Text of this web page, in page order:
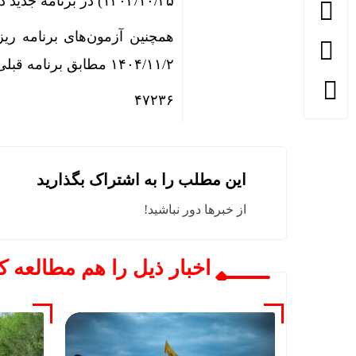
۱۴۰۴/۱۱/۲ مطابق برنامه قبلی به قوت خود باقی است.
۴۷۲۳۶
این مطلب را به اشتراک بگذارید
از خبرها دور نباشید!
اخبار ذیل را هم مطالعه